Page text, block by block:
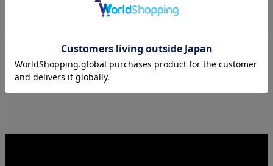
CORDURA DOBBY 305D 3WAY BACK PACK M